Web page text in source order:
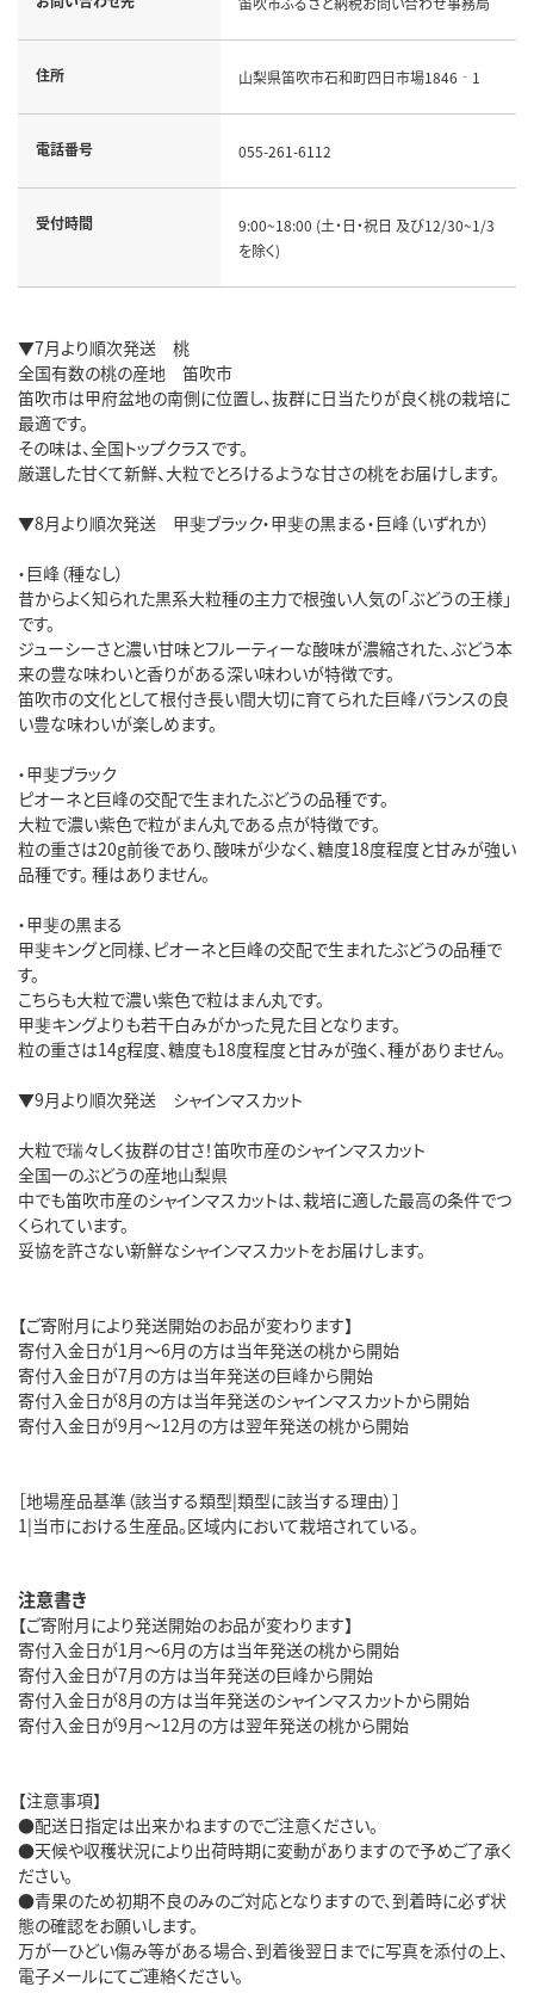
住所 山梨県笛吹市石和町四日市場1846‐1
電話番号 055-261-6112
受付時間
9:00~18:00 (土・日・祝日 及び12/30~1/3
を除く)
▼7月より順次発送 桃
全国有数の桃の産地 笛吹市
笛吹市は甲府盆地の南側に位置し、抜群に日当たりが良く桃の栽培に
最適です。
その味は、全国トップクラスです。
厳選した甘くて新鮮、大粒でとろけるような甘さの桃をお届けします。
▼8月より順次発送 甲斐ブラック・甲斐の黒まる・巨峰（いずれか）
・巨峰（種なし）
昔からよく知られた黒系大粒種の主力で根強い人気の「ぶどうの王様」
です。
ジューシーさと濃い甘味とフルーティーな酸味が濃縮された、ぶどう本
来の豊な味わいと香りがある深い味わいが特徴です。
笛吹市の文化として根付き長い間大切に育てられた巨峰バランスの良
い豊な味わいが楽しめます。
・甲斐ブラック
ピオーネと巨峰の交配で生まれたぶどうの品種です。
大粒で濃い紫色で粒がまん丸である点が特徴です。
粒の重さは20g前後であり、酸味が少なく、糖度18度程度と甘みが強い
品種です。 種はありません。
・甲斐の黒まる
甲斐キングと同様、ピオーネと巨峰の交配で生まれたぶどうの品種で
す。
こちらも大粒で濃い紫色で粒はまん丸です。
甲斐キングよりも若干白みがかった見た目となります。
粒の重さは14g程度、糖度も18度程度と甘みが強く、種がありません。
▼9月より順次発送 シャインマスカット
大粒で瑞々しく抜群の甘さ！笛吹市産のシャインマスカット
全国一のぶどうの産地山梨県
中でも笛吹市産のシャインマスカットは、栽培に適した最高の条件でつ
くられています。
妥協を許さない新鮮なシャインマスカットをお届けします。
【ご寄附月により発送開始のお品が変わります】
寄付入金日が1月～6月の方は当年発送の桃から開始
寄付入金日が7月の方は当年発送の巨峰から開始
寄付入金日が8月の方は当年発送のシャインマスカットから開始
寄付入金日が9月～12月の方は翌年発送の桃から開始
［地場産品基準（該当する類型|類型に該当する理由）］
1|当市における生産品。区域内において栽培されている。
注意書き
【ご寄附月により発送開始のお品が変わります】
寄付入金日が1月～6月の方は当年発送の桃から開始
寄付入金日が7月の方は当年発送の巨峰から開始
寄付入金日が8月の方は当年発送のシャインマスカットから開始
寄付入金日が9月～12月の方は翌年発送の桃から開始
【注意事項】
●配送日指定は出来かねますのでご注意ください。
●天候や収穫状況により出荷時期に変動がありますので予めご了承く
ださい。
●青果のため初期不良のみのご対応となりますので、到着時に必ず状
態の確認をお願いします。
万が一ひどい傷み等がある場合、到着後翌日までに写真を添付の上、
電子メールにてご連絡ください。